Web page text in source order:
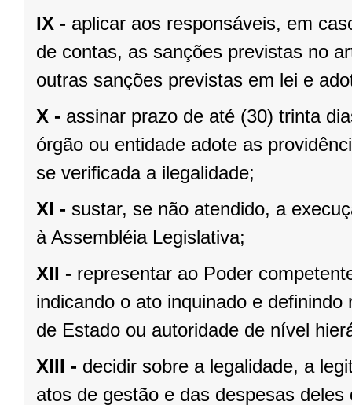
IX - aplicar aos responsáveis, em
de contas, as sanções previstas no
outras sanções previstas em lei e
X - assinar prazo de até (30) trinta
órgão ou entidade adote as
se verificada a ilegalidade;
XI - sustar, se não atendido, a
à Assembléia Legislativa;
XII - representar ao Poder
indicando o ato inquinado e
de Estado ou autoridade de nível
XIII - decidir sobre a legalidade, a
atos de gestão e das despesas